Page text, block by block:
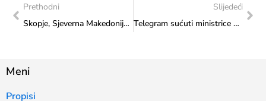
Prethodni
Skopje, Sjeverna Makedonija: Pomoćnik ministrice, Adis Salkić, na konferenciji ”Jačanje otpornosti na organizirani kriminal i korupciju među mladima u Jugoistočnoj Europi“
Slijedeći
Telegram sućuti ministrice Sanje Vlaisavljević povodom tragične smrti mladog sportaša Imrana Pašalića
Meni
Propisi